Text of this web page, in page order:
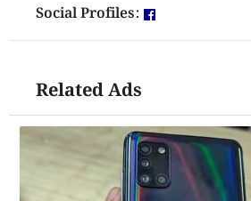
Social Profiles:
Related Ads